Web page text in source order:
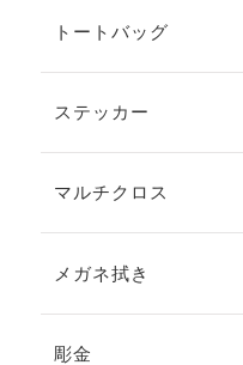
トートバッグ
ステッカー
マルチクロス
メガネ拭き
彫金